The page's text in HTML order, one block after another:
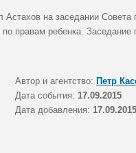
на заседании
правам ребенка.
Автор и агентство: Петр
Дата события: 17.09.2015
Дата добавления: 17.09.2015